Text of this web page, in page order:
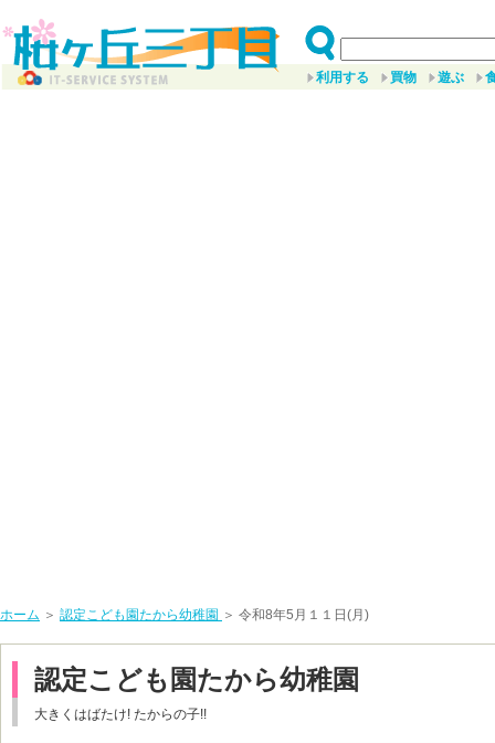
利用する 買物 遊ぶ
ホーム ＞ 認定こども園たから幼稚園 ＞ 令和8年5月１１日(月)
認定こども園たから幼稚園
大きくはばたけ! たからの子!!